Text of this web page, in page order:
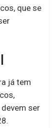
que se
já tem
ser